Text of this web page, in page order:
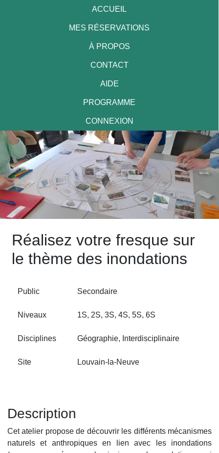
ACCUEIL
MES RÉSERVATIONS
À PROPOS
CONTACT
AIDE
PROGRAMME
CONNEXION
Réalisez votre fresque sur
le thème des inondations
Public Secondaire
Niveaux 1S, 2S, 3S, 4S, 5S, 6S
Disciplines Géographie, Interdisciplinaire
Site Louvain‑la‑Neuve
Description
Cet atelier propose de découvrir les différents mécanismes
naturels et anthropiques en lien avec les inondations